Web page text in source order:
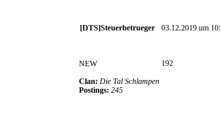
[DTS]Steuerbetrueger 03.12.2019 um
NEW
Clan: Die Tal Schlampen
Postings: 245
192